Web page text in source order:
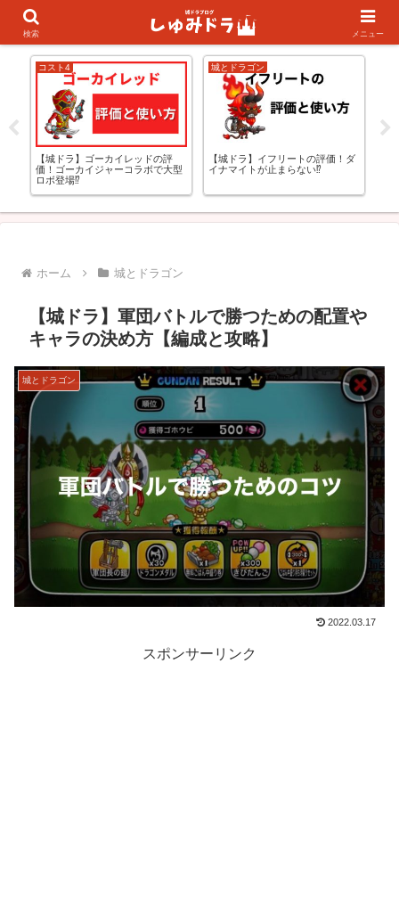
初心者の方向け
コスト4
【城ドラ】ゴーカイレッドの評
価！ゴーカイジャーコラボで大型
ロボ登場⁉
城とドラゴン
【城ドラ】イフリートの評価！ダ
イナマイトが止まらない⁉
ホーム 城とドラゴン
【城ドラ】軍団バトルで勝つための配置や
キャラの決め方【編成と攻略】
城とドラゴン
2022.03.17
スポンサーリンク
検索 メニュー